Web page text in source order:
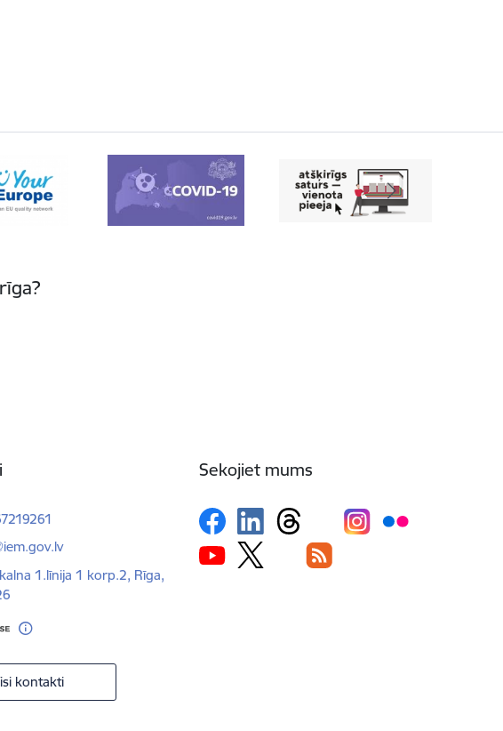
1.līnija 1 korp.2, Rīga,
kontakti
Sekojiet mums